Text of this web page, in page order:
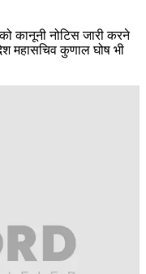
कानूनी नोटिस जारी करने
महासचिव कुणाल घोष भी